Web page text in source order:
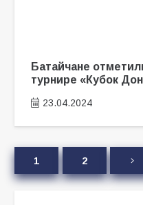
Батайчане
турнире «Кубок
23.04.2024
1 2